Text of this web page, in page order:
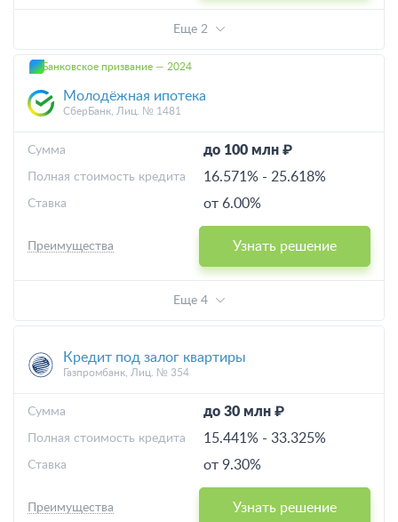
Еще 2
Банковское призвание — 2024
Молодёжная ипотека
СберБанк, Лиц. № 1481
до 100 млн ₽
Cумма
16.571% - 25.618%
Полная стоимость кредита
от 6.00%
Ставка
Узнать решение
Преимущества
Еще 4
Кредит под залог квартиры
Газпромбанк, Лиц. № 354
до 30 млн ₽
Cумма
15.441% - 33.325%
Полная стоимость кредита
от 9.30%
Ставка
Узнать решение
Преимущества